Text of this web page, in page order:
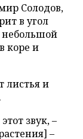
Солодов,
в угол
небольшой
коре и
листья и
звук, –
–